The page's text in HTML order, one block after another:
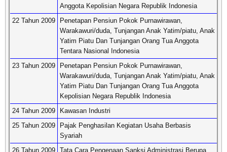
Anggota Kepolisian Negara Republik Indonesia
22 Tahun 2009
Penetapan Pensiun Pokok Purnawirawan,
Warakawuri/duda, Tunjangan Anak Yatim/piatu, Anak
Yatim Piatu Dan Tunjangan Orang Tua Anggota
Tentara Nasional Indonesia
23 Tahun 2009
Penetapan Pensiun Pokok Purnawirawan,
Warakawuri/duda, Tunjangan Anak Yatim/piatu, Anak
Yatim Piatu Dan Tunjangan Orang Tua Anggota
Kepolisian Negara Republik Indonesia
24 Tahun 2009
Kawasan Industri
25 Tahun 2009
Pajak Penghasilan Kegiatan Usaha Berbasis
Syariah
26 Tahun 2009 Tata Cara Pengenaan Sanksi Administrasi Berupa